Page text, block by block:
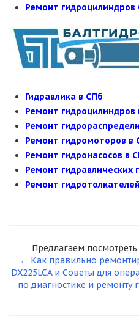
Ремонт гидроцилиндров
Гидравлика в СПб
Ремонт гидроцилиндров
Ремонт
Ремонт гидромоторов в
Ремонт гидронасосов в
Ремонт гидравлических
Ремонт
Предлагаем
← Как правильно
DX225LCA и Советы для
по диагностике и ремонту